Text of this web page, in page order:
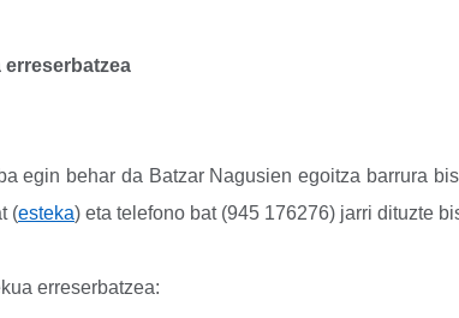
erreserbatzea
egin behar da Batzar Nagusien egoitza barrura
(esteka) eta telefono bat (945 176276) jarri dituzte
erreserbatzea: